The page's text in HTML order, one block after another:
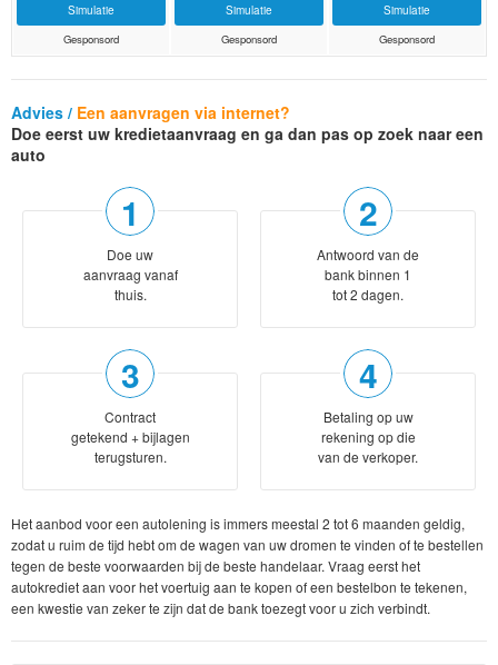
Simulatie
Gesponsord
Simulatie
Gesponsord
Simulatie
Gesponsord
Advies / Een aanvragen via internet?
Doe eerst uw kredietaanvraag en ga dan pas op zoek naar een
auto
Doe uw
aanvraag vanaf
thuis.
Antwoord van de
bank binnen 1
tot 2 dagen.
Contract
getekend + bijlagen
terugsturen.
Betaling op uw
rekening op die
van de verkoper.
Het aanbod voor een autolening is immers meestal 2 tot 6 maanden geldig,
zodat u ruim de tijd hebt om de wagen van uw dromen te vinden of te bestellen
tegen de beste voorwaarden bij de beste handelaar. Vraag eerst het
autokrediet aan voor het voertuig aan te kopen of een bestelbon te tekenen,
een kwestie van zeker te zijn dat de bank toezegt voor u zich verbindt.